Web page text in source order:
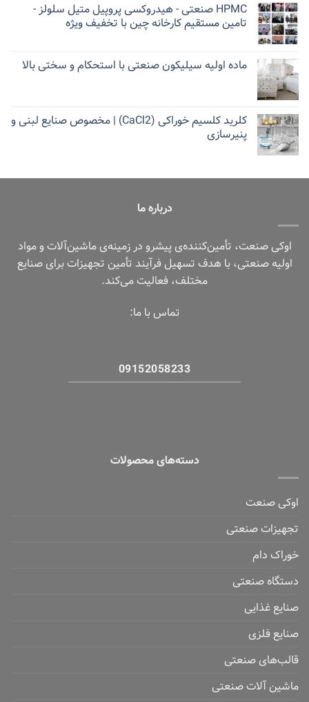
HPMC صنعتی - هیدروکسی پروپیل متیل سلولز -
تامین مستقیم کارخانه چین با تخفیف ویژه
ماده اولیه سیلیکون صنعتی با استحکام و سختی بالا
کلرید کلسیم خوراکی (CaCl2) | مخصوص صنایع لبنی و
پنیرسازی
درباره ما
اوکی صنعت، تأمین‌کننده‌ی پیشرو در زمینه‌ی ماشین‌آلات و مواد
اولیه صنعتی، با هدف تسهیل فرآیند تأمین تجهیزات برای صنایع
مختلف، فعالیت می‌کند.
تماس با ما:
09152058233
دسته‌های محصولات
اوکی صنعت
تجهیزات صنعتی
خوراک دام
دستگاه صنعتی
صنایع غذایی
صنایع فلزی
قالب‌های صنعتی
ماشین آلات صنعتی